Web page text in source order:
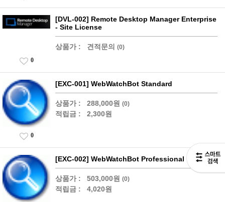
[DVL-002] Remote Desktop Manager Enterprise
- Site License
상품가 : 견적문의 (0)
0
[EXC-001] WebWatchBot Standard
상품가 : 288,000원 (0)
적립금 : 2,300원
0
[EXC-002] WebWatchBot Professional
상품가 : 503,000원 (0)
적립금 : 4,020원